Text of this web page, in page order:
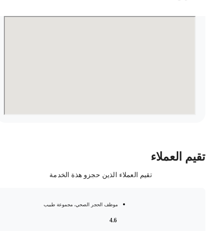
العملاء
تقيم العملاء الذين حجزو هذة الخدمة
موظف الحجر الصحي، مجموعة طبيب